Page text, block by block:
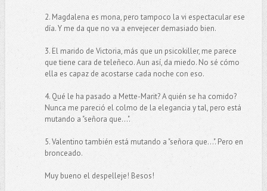
2. Magdalena es mona, pero tampoco la vi espectacular ese
día. Y me da que no va a envejecer demasiado bien.
3. El marido de Victoria, más que un psicokiller, me parece
que tiene cara de teleñeco. Aun así, da miedo. No sé cómo
ella es capaz de acostarse cada noche con eso.
4. Qué le ha pasado a Mette-Marit? A quién se ha comido?
Nunca me pareció el colmo de la elegancia y tal, pero está
mutando a "señora que...".
5. Valentino también está mutando a "señora que...". Pero en
bronceado.
Muy bueno el despelleje! Besos!